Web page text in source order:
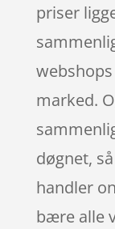
priser
marked.
døgnet,
handler
bære alle